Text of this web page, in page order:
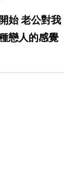
始 老公對我
戀人的感覺